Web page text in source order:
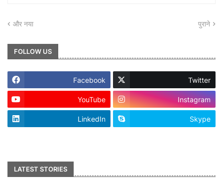
और नया पुराने
FOLLOW US
Facebook Twitter
YouTube Instagram
LinkedIn Skype
LATEST STORIES